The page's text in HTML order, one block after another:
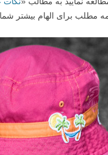
مطلب برای الهام بیشتر